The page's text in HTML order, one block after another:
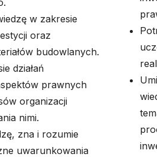
w zakresie
oraz
budowlanych.
działań
prawnych
organizacji
nimi.
zna i rozumie
uwarunkowania